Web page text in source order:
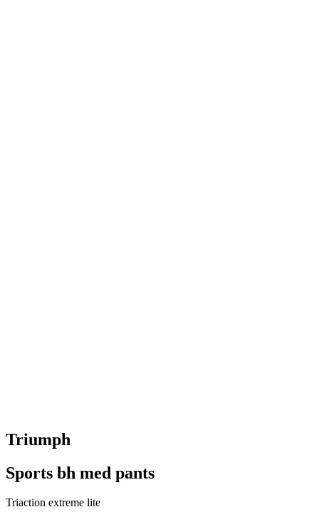
Triumph
Sports bh med pants
Triaction extreme lite